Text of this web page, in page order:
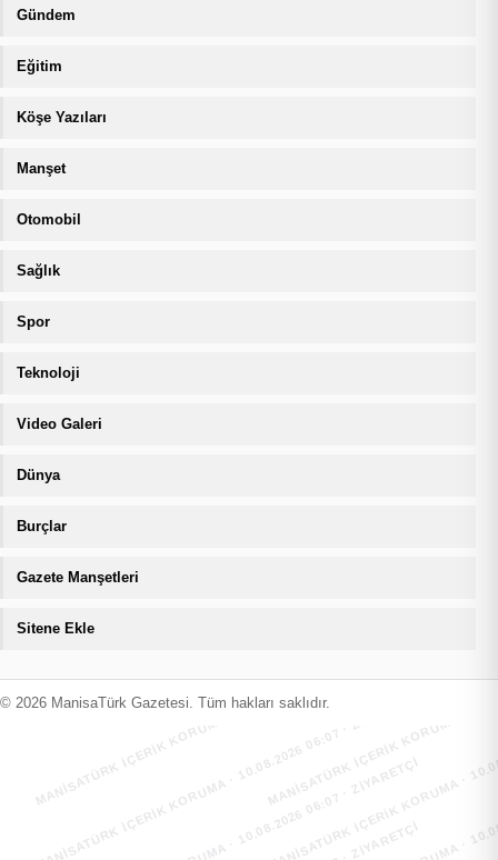
Gündem
Eğitim
Köşe Yazıları
Manşet
Otomobil
Sağlık
Spor
Teknoloji
Video Galeri
Dünya
Burçlar
Gazete Manşetleri
Sitene Ekle
© 2026 ManisaTürk Gazetesi. Tüm hakları saklıdır.
MANİSATÜRK İÇERİK KORUMA · 10.08.2026 06:07 · ZIYARETÇI
MANİSATÜRK İÇERİK KORUMA
MANİSATÜRK İÇERİK KORUMA · 10.08.2026 06:07 · ZIYARETÇI
MANİSATÜRK İÇERİK KORUMA